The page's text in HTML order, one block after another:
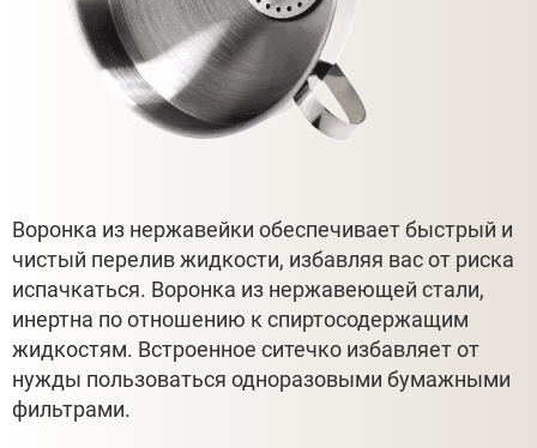
Воронка из нержавейки обеспечивает быстрый и
чистый перелив жидкости, избавляя вас от риска
испачкаться. Воронка из нержавеющей стали,
инертна по отношению к спиртосодержащим
жидкостям. Встроенное ситечко избавляет от
нужды пользоваться одноразовыми бумажными
фильтрами.